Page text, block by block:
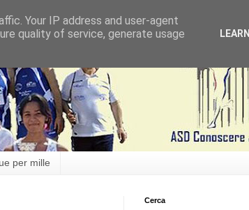
per mille
Cerca
Your IP address and user-agent
quality of service, generate usage